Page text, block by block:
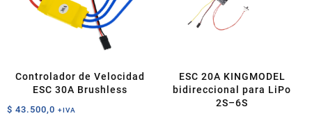
Controlador de Velocidad
ESC 30A Brushless
$ 43.500,0 +IVA
ESC 20A KINGMODEL
bidireccional para LiPo
2S–6S